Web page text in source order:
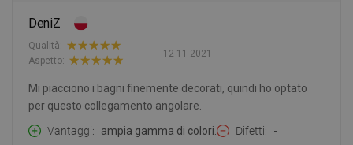
DeniZ
12-11-2021
Qualità:
Aspetto:
Mi piacciono i bagni finemente decorati, quindi ho optato
per questo collegamento angolare.
Vantaggi
ampia gamma di colori. Difetti -